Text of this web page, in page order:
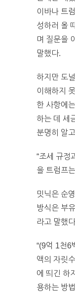
이바나 트
성하러 올
며 질문을
말했다.
하지만 도
이해하지
한 사항에
하는 데 세
분명히 알
“조세 규정
을 트럼프
밋닉은 순
방식은 부
라고 말했
“(9억 1천6
액의 자릿
에 띄긴 하
용하는 방